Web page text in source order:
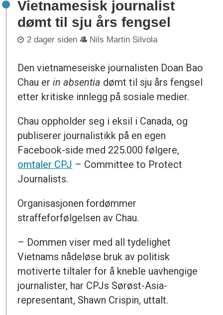
Vietnamesisk journalist
dømt til sju års fengsel
2 dager siden Nils Martin Silvola
Den vietnameseiske journalisten Doan Bao
Chau erin absentia dømt til sju års fengsel
etter kritiske innlegg på sosiale medier.
Chau oppholder seg i eksil i Canada, og
publiserer journalistikk på en egen
Facebook-side med 225.000 følgere,
omtaler CPJ – Committee to Protect
Journalists.
Organisasjonen fordømmer
straffeforfølgelsen av Chau.
– Dommen viser med all tydelighet
Vietnams nådeløse bruk av politisk
motiverte tiltaler for å kneble uavhengige
journalister, har CPJs Sørøst-Asia-
representant, Shawn Crispin, uttalt.